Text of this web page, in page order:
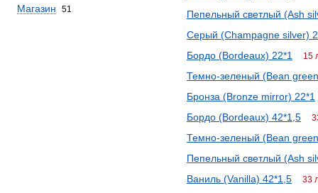
Магазин 51
Пепельный светлый (Ash
Серый (Champagne silver)
Бордо (Bordeaux) 22*1
15
Темно-зеленый (Bean
Бронза (Bronze mirror) 22*1
Бордо (Bordeaux) 42*1,5
Темно-зеленый (Bean
Пепельный светлый (Ash
Ваниль (Vanilla) 42*1,5
33